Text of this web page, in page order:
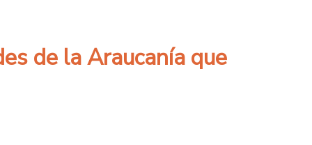
de la Araucanía que